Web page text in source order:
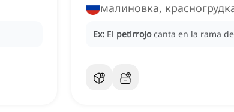
малиновка,
Ex: El petirrojo canta en la rama